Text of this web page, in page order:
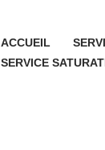
ACCUEIL
SERVICE